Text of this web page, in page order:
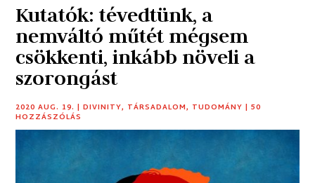
Kutatók: tévedtünk, a
nemváltó műtét mégsem
csökkenti, inkább növeli a
szorongást
2020 AUG. 19. |DIVINITY, TÁRSADALOM, TUDOMÁNY |50
HOZZÁSZÓLÁS